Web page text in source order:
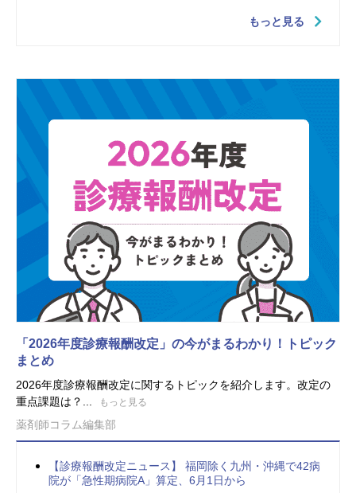
もっと見る
「2026年度診療報酬改定」の今がまるわかり！トピック
まとめ
2026年度診療報酬改定に関するトピックを紹介します。改定の
重点課題は？...
もっと見る
薬剤師コラム編集部
【診療報酬改定ニュース】 福岡除く九州・沖縄で42病
院が「急性期病院A」算定、6月1日から